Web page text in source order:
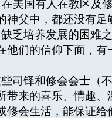
美国有人在教区及
神父中，都还没有
乏培养发展的困难
他们的信仰下面，
司铎和修会会士（
带来的喜乐、情趣
修会生活，能保证给